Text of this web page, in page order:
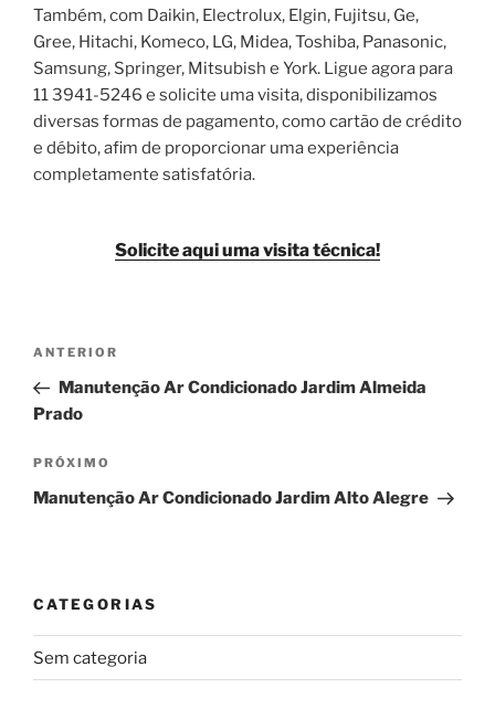
Também, com Daikin, Electrolux, Elgin, Fujitsu, Ge,
Gree, Hitachi, Komeco, LG, Midea, Toshiba, Panasonic,
Samsung, Springer, Mitsubish e York. Ligue agora para
11 3941-5246 e solicite uma visita, disponibilizamos
diversas formas de pagamento, como cartão de crédito
e débito, afim de proporcionar uma experiência
completamente satisfatória.
Solicite aqui uma visita técnica!
Navegação
Post
Post
anterior
ANTERIOR
Manutenção Ar Condicionado Jardim Almeida
Prado
Próximo
post
PRÓXIMO
Manutenção Ar Condicionado Jardim Alto Alegre
CATEGORIAS
Sem categoria